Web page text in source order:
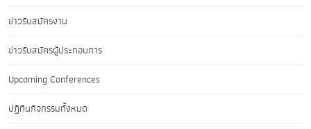
ข่าวรับสมัครงาน
ข่าวรับสมัครผู้ประกอบการ
Upcoming Conferences
ปฏิทินกิจกรรมทั้งหมด